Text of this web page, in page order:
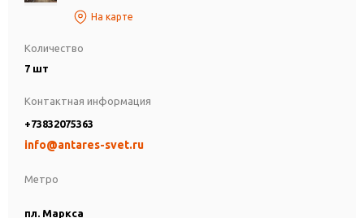
На карте
Количество
7 шт
Метро
пл. Маркса
Контактная информация
+73832075363
info@antares-svet.ru